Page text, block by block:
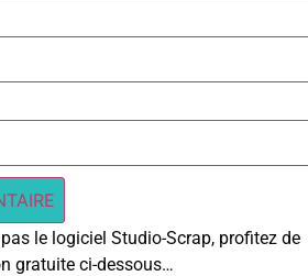
le logiciel Studio-Scrap, profitez de
gratuite ci-dessous…